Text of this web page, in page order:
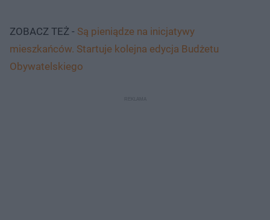
ZOBACZ TEŻ - Są pieniądze na inicjatywy
mieszkańców. Startuje kolejna edycja Budżetu
Obywatelskiego